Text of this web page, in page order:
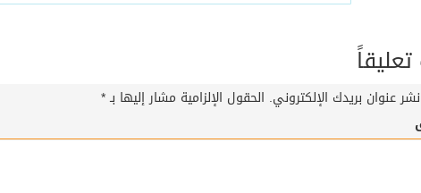
عنوان بريدك الإلكتروني. الحقول الإلزامية مشار إليها بـ*